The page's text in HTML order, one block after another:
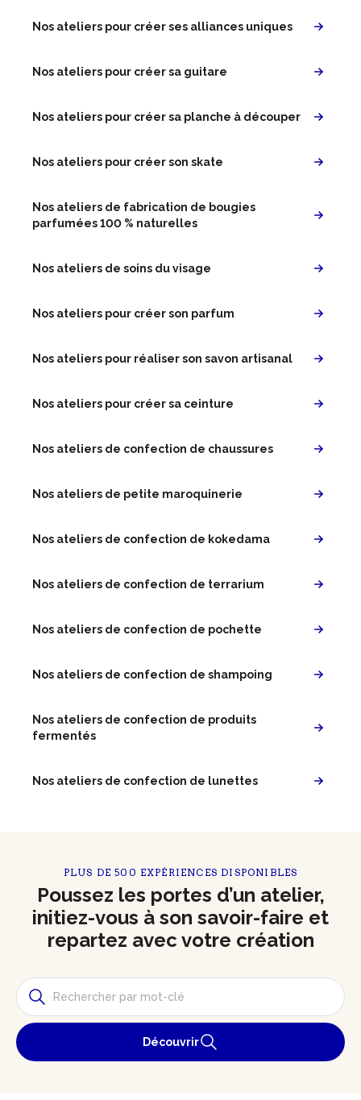
Nos ateliers pour créer ses alliances uniques
Nos ateliers pour créer sa guitare
Nos ateliers pour créer sa planche à découper
Nos ateliers pour créer son skate
Nos ateliers de fabrication de bougies
parfumées 100 % naturelles
Nos ateliers de soins du visage
Nos ateliers pour créer son parfum
Nos ateliers pour réaliser son savon artisanal
Nos ateliers pour créer sa ceinture
Nos ateliers de confection de chaussures
Nos ateliers de petite maroquinerie
Nos ateliers de confection de kokedama
Nos ateliers de confection de terrarium
Nos ateliers de confection de pochette
Nos ateliers de confection de shampoing
Nos ateliers de confection de produits
fermentés
Nos ateliers de confection de lunettes
PLUS DE 500 EXPÉRIENCES DISPONIBLES
Poussez les portes d’un atelier,
initiez-vous à son savoir-faire et
repartez avec votre création
Découvrir